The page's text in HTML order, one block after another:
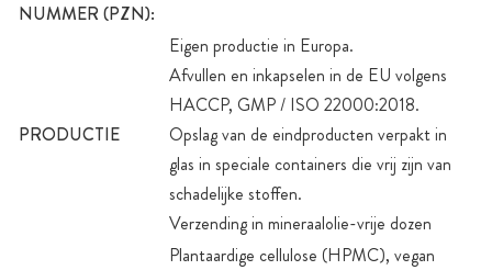
NUMMER (PZN):
PRODUCTIE
Eigen productie in Europa.
Afvullen en inkapselen in de EU volgens
HACCP, GMP / ISO 22000:2018.
Opslag van de eindproducten verpakt in
glas in speciale containers die vrij zijn van
schadelijke stoffen.
Verzending in mineraalolie-vrije dozen
Plantaardige cellulose (HPMC), vegan